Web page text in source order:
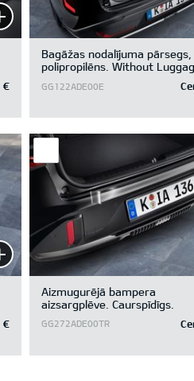
€
Bagāžas nodalījuma pārsegs,
polipropilēns. Without
GG122ADE00E
€
Aizmugurējā bampera
aizsargplēve. Caurspīdīgs.
GG272ADE00TR